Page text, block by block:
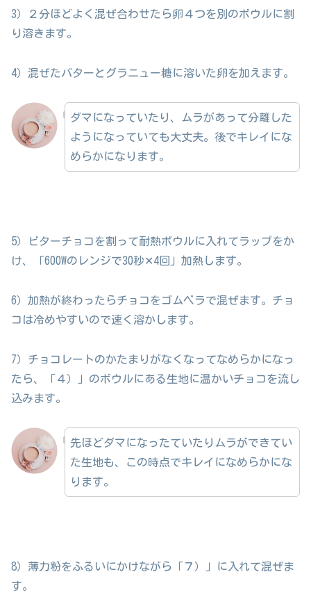
3）２分ほどよく混ぜ合わせたら卵４つを別のボウルに割
り溶きます。
4）混ぜたバターとグラニュー糖に溶いた卵を加えます。
ダマになっていたり、ムラがあって分離した
ようになっていても大丈夫。後でキレイにな
めらかになります。
5）ビターチョコを割って耐熱ボウルに入れてラップをか
け、「600Wのレンジで30秒✕4回」加熱します。
6）加熱が終わったらチョコをゴムベラで混ぜます。チョ
コは冷めやすいので速く溶かします。
7）チョコレートのかたまりがなくなってなめらかになっ
たら、「４）」のボウルにある生地に温かいチョコを流し
込みます。
先ほどダマになったていたりムラができてい
た生地も、この時点でキレイになめらかにな
ります。
8）薄力粉をふるいにかけながら「７）」に入れて混ぜま
す。